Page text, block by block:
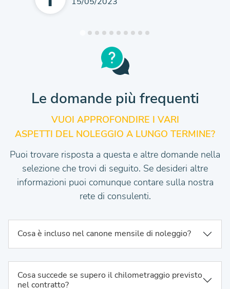
Le domande più frequenti
VUOI APPROFONDIRE I VARI
ASPETTI DEL NOLEGGIO A LUNGO TERMINE?
Puoi trovare risposta a questa e altre domande nella
selezione che trovi di seguito. Se desideri altre
informazioni puoi comunque contare sulla nostra
rete di consulenti.
Cosa è incluso nel canone mensile di noleggio?
Cosa succede se supero il chilometraggio previsto
nel contratto?